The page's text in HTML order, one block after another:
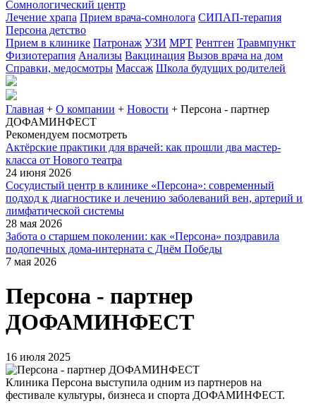
Сомнологический центр
Лечение храпа Прием врача-сомнолога СИПАП-терапия
Персона детство
Прием в клинике Патронаж УЗИ МРТ Рентген Травмпункт
Физиотерапия Анализы Вакцинация Вызов врача на дом
Справки, медосмотры Массаж Школа будущих родителей
Главная + О компании + Новости + Персона - партнер
ДОФАМИНФЕСТ
Рекомендуем посмотреть
Актёрские практики для врачей: как прошли два мастер-
класса от Нового театра
24 июня 2026
Сосудистый центр в клинике «Персона»: современный
подход к диагностике и лечению заболеваний вен, артерий и
лимфатической системы
28 мая 2026
Забота о старшем поколении: как «Персона» поздравила
подопечных дома-интерната с Днём Победы
7 мая 2026
Персона - партнер
ДОФАМИНФЕСТ
16 июля 2025
Клиника Персона выступила одним из партнеров на
фестивале культуры, бизнеса и спорта ДОФАМИНФЕСТ.